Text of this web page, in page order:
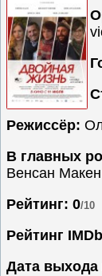
Мелодрамы
Мультфильмы
Мюзиклы
Приключения
Русские
фильмы
Сериалы
Ужасы
Фантастика
Режиссёр:
В главных
Венсан Макен
Рейтинг: 0/10
Рейтинг
Дата выхода